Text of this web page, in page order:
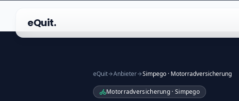
eQuit.
eQuit Anbieter Simpego · Motorradversicherung
Motorradversicherung · Simpego